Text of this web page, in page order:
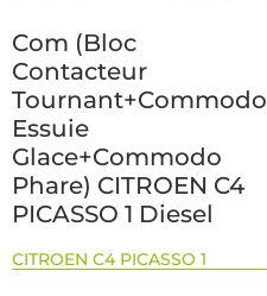
Com (Bloc
Contacteur
Tournant+Commodo
Essuie
Glace+Commodo
Phare) CITROEN C4
PICASSO 1 Diesel
CITROEN C4 PICASSO 1